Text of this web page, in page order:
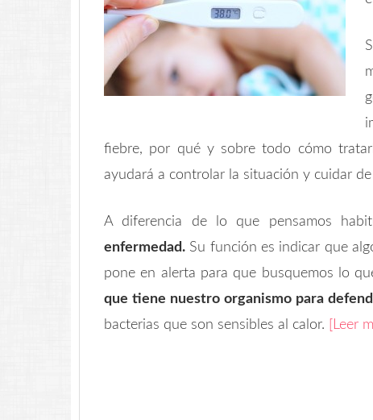
fiebre, por qué y sobre todo cómo
ayudará a controlar la situación y cuidar
A diferencia de lo que pensamos
enfermedad. Su función es indicar que
pone en alerta para que busquemos lo
que tiene nuestro organismo para
bacterias que son sensibles al calor.
[Leer